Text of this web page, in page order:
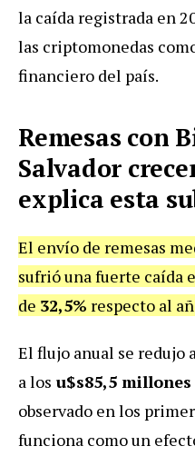
la caída registrada en
las criptomonedas
financiero del país.
Remesas con
Salvador
explica esta
El envío de remesas
sufrió una fuerte caída
de 32,5% respecto al
El flujo anual se redujo
a los u$s85,5 millones
observado en los
funciona como un